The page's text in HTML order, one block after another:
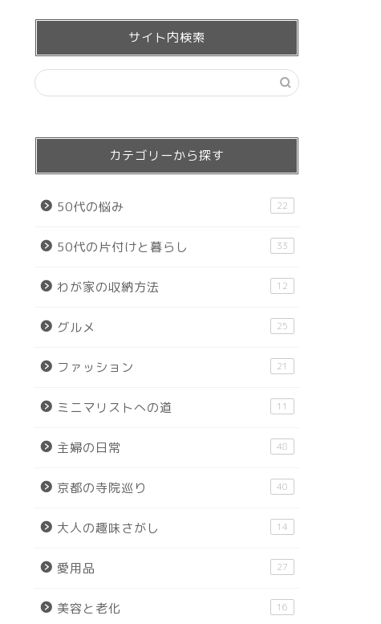
サイト内検索
カテゴリーから探す
50代の悩み 22
50代の片付けと暮らし 33
わが家の収納方法 12
グルメ 25
ファッション 21
ミニマリストへの道 11
主婦の日常 48
京都の寺院巡り 40
大人の趣味さがし 14
愛用品 27
美容と老化 16